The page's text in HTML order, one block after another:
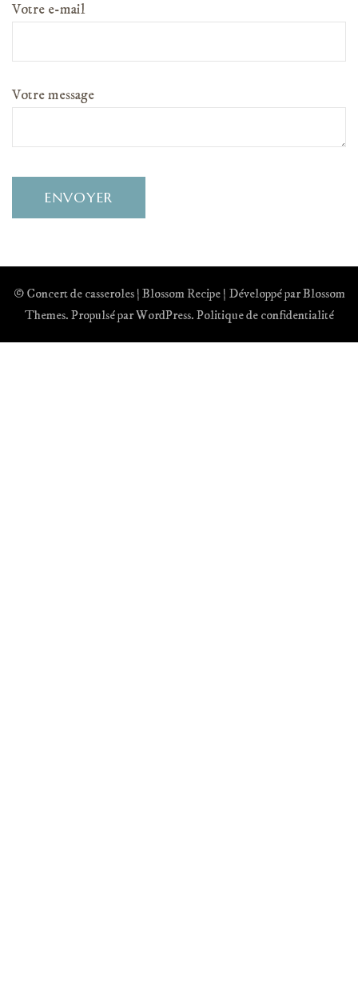
Votre e-mail
Votre message
© Concert de casseroles | Blossom Recipe | Développé parBlossom
Themes. Propulsé parWordPress. Politique de confidentialité